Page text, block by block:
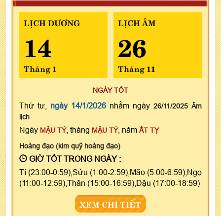
LỊCH DƯƠNG
14
Tháng 1
LỊCH ÂM
26
Tháng 11
NGÀY TỐT
Thứ tư, ngày 14/1/2026 nhằm ngày 26/11/2025 Âm
lịch
Ngày MẬU TÝ, tháng MẬU TÝ, năm ẤT TỴ
Hoàng đạo (kim quỹ hoàng đạo)
GIỜ TỐT TRONG NGÀY :
Tí (23:00-0:59),Sửu (1:00-2:59),Mão (5:00-6:59),Ngọ
(11:00-12:59),Thân (15:00-16:59),Dậu (17:00-18:59)
XEM CHI TIẾT